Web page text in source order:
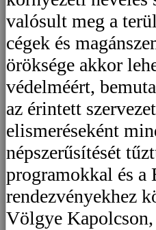
valósult meg a
cégek és
öröksége akkor
védelméért,
az érintett
elismeréseként
népszerűsítését
programokkal és a
rendezvényekhez
Völgye